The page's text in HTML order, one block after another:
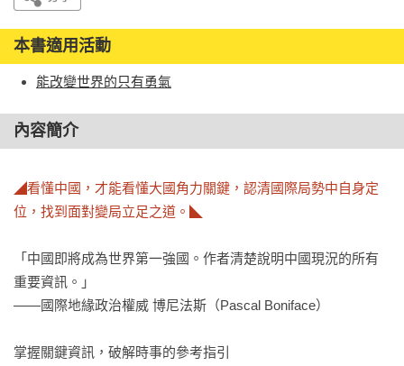
本書適用活動
能改變世界的只有勇氣
內容簡介
◢看懂中國，才能看懂大國角力關鍵，認清國際局勢中自身定
位，找到面對變局立足之道。◣
「中國即將成為世界第一強國。作者清楚說明中國現況的所有
重要資訊。」
——國際地緣政治權威 博尼法斯（Pascal Boniface）
掌握關鍵資訊，破解時事的參考指引